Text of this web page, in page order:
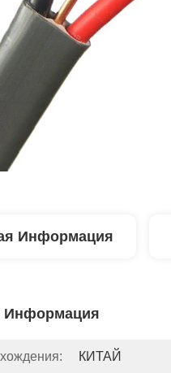
Информация
Информация
КИТАЙ